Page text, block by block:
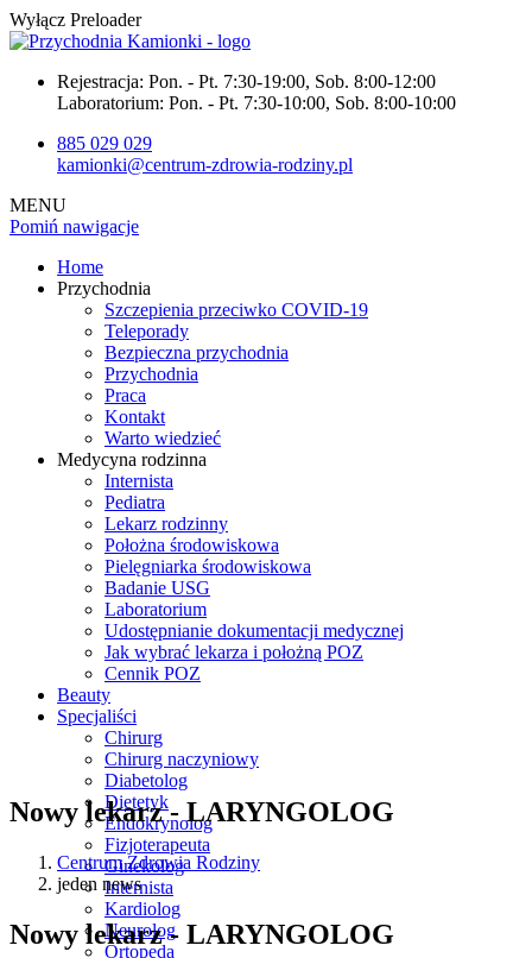
Wyłącz Preloader
Rejestracja: Pon. - Pt. 7:30-19:00, Sob. 8:00-12:00
Laboratorium: Pon. - Pt. 7:30-10:00, Sob. 8:00-10:00
885 029 029
kamionki@centrum-zdrowia-rodziny.pl
MENU
Pomiń nawigacje
Home
Przychodnia
Szczepienia przeciwko COVID-19
Teleporady
Bezpieczna przychodnia
Przychodnia
Praca
Kontakt
Warto wiedzieć
Medycyna rodzinna
Internista
Pediatra
Lekarz rodzinny
Położna środowiskowa
Pielęgniarka środowiskowa
Badanie USG
Laboratorium
Udostępnianie dokumentacji medycznej
Jak wybrać lekarza i położną POZ
Cennik POZ
Beauty
Specjaliści
Chirurg
Chirurg naczyniowy
Diabetolog
Dietetyk
Endokrynolog
Fizjoterapeuta
Ginekolog
Internista
Kardiolog
Neurolog
Ortopeda
Nowy lekarz - LARYNGOLOG
Centrum Zdrowia Rodziny
jeden news
Nowy lekarz - LARYNGOLOG